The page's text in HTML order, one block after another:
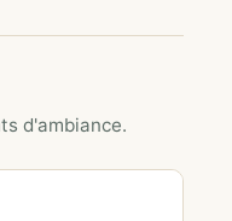
d'ambiance.